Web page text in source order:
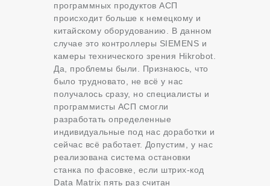
программных продуктов АСП
происходит больше к немецкому и
китайскому оборудованию. В данном
случае это контроллеры SIEMENS и
камеры технического зрения Hikrobot.
Да, проблемы были. Признаюсь, что
было трудновато, не всё у нас
получалось сразу, но специалисты и
программисты АСП смогли
разработать определенные
индивидуальные под нас доработки и
сейчас всё работает. Допустим, у нас
реализована система остановки
станка по фасовке, если штрих-код
Data Matrix пять раз считан